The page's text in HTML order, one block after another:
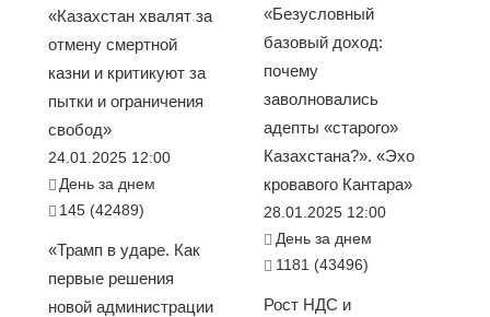
«Казахстан хвалят за
отмену смертной
казни и критикуют за
пытки и ограничения
свобод»
24.01.2025 12:00
День за днем
145 (42489)
«Трамп в ударе. Как
первые решения
новой администрации
«Безусловный
базовый доход:
почему
заволновались
адепты «старого»
Казахстана?». «Эхо
кровавого Кантара»
28.01.2025 12:00
День за днем
1181 (43496)
Рост НДС и